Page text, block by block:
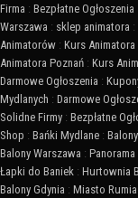
Firma : Bezpłatne Ogłoszenia
Warszawa : sklep animatora :
Animatorów : Kurs Animatora
Animatora Poznań : Kurs
Darmowe Ogłoszenia :
Mydlanych : Darmowe
Solidne Firmy : Bezpłatne
Shop : Bańki Mydlane :
Balony Warszawa : Panorama
Łapki do Baniek : Hurtownia
Balony Gdynia : Miasto Rumia